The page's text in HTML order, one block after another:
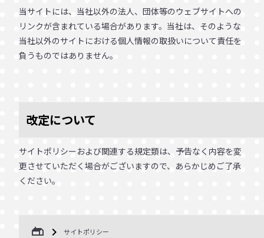
当サイトには、当社以外の法人、団体等のウェブサイトへの
リンクが含まれている場合があります。当社は、そのような
当社以外のサイトにおける個人情報の取扱いについて責任を
負うものではありません。
改定について
サイトポリシーおよび関連する規定類は、予告なく内容を変
更させていただく場合がございますので、あらかじめご了承
ください。
gite サイトポリシー